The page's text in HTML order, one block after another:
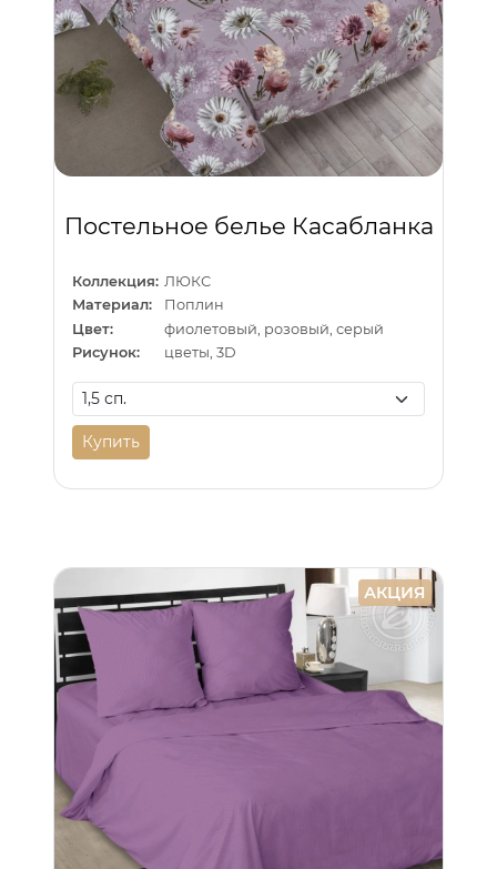
Постельное белье Касабланка
Коллекция: ЛЮКС
Материал:
Поплин
Цвет:
фиолетовый, розовый, серый
Рисунок:
цветы, 3D
Купить
АКЦИЯ